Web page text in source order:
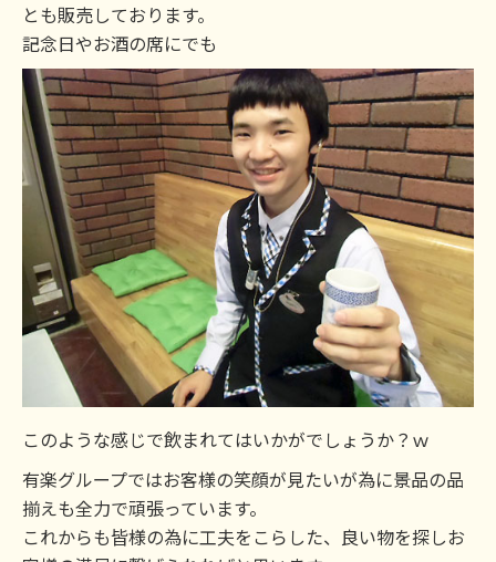
とも販売しております。
記念日やお酒の席にでも
このような感じで飲まれてはいかがでしょうか？ｗ
有楽グループではお客様の笑顔が見たいが為に景品の品
揃えも全力で頑張っています。
これからも皆様の為に工夫をこらした、良い物を探しお